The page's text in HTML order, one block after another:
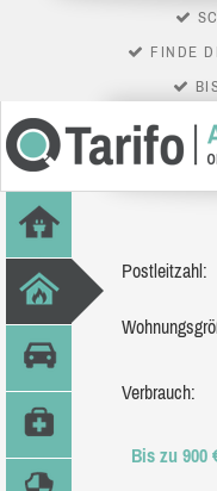
FINDE
Postleitzahl:
Verbrauch:
Bis zu 900